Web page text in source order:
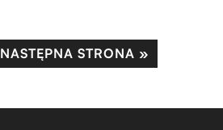
NASTĘPNA STRONA »